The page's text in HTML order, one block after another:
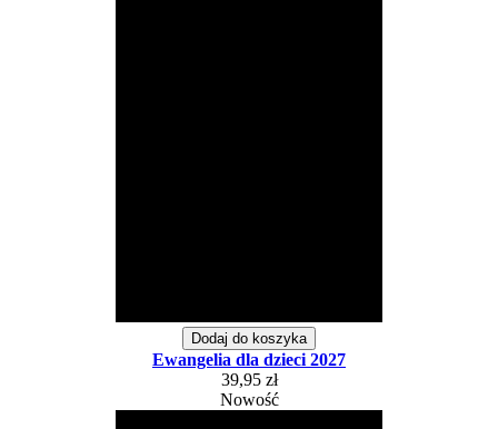
Dodaj do koszyka
Ewangelia dla dzieci 2027
39,95 zł
Nowość